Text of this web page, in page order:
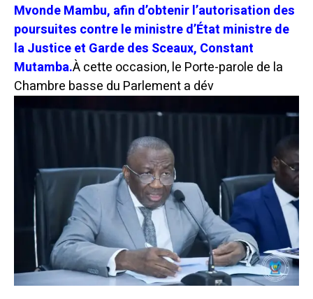
Mvonde Mambu, afin d’obtenir l’autorisation des
poursuites contre le ministre d’État ministre de
la Justice et Garde des Sceaux, Constant
Mutamba.À cette occasion, le Porte-parole de la
Chambre basse du Parlement a dév